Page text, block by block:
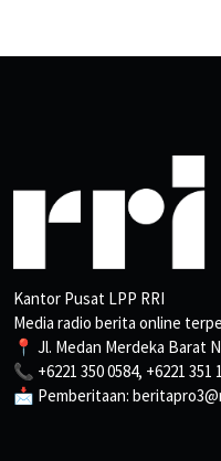
Kantor Pusat LPP RRI
Media radio berita online
📍 Jl. Medan Merdeka Barat
📞 +6221 350 0584, +6221 351
📩 Pemberitaan: